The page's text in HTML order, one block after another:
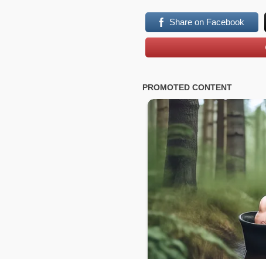
Share on Facebook